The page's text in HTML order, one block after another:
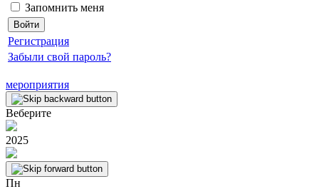
Запомнить меня
Регистрация
Забыли свой пароль?
мероприятия
Веберите
2025
Пн